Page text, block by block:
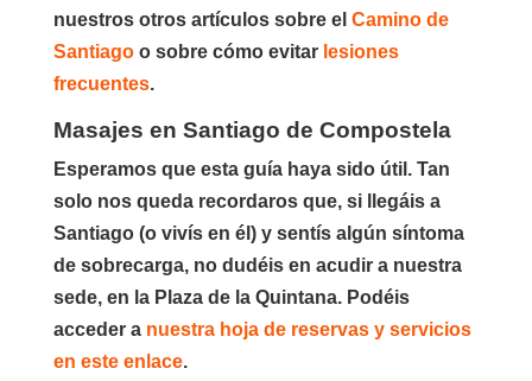
nuestros otros artículos sobre el Camino de
Santiagoo sobre cómo evitar lesiones
frecuentes.
Masajes en Santiago de Compostela
Esperamos que esta guía haya sido útil. Tan
solo nos queda recordaros que, si llegáis a
Santiago (o vivís en él) y sentís algún síntoma
de sobrecarga, no dudéis en acudir a nuestra
sede, en la Plaza de la Quintana. Podéis
acceder a nuestra hoja de reservas y servicios
en este enlace.